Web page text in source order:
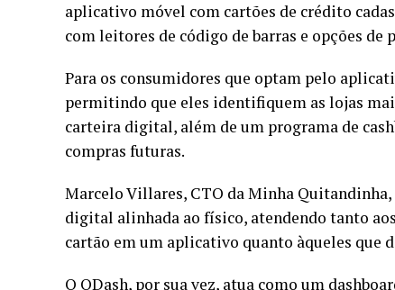
aplicativo móvel com cartões de crédito
com leitores de código de barras e opções
Para os consumidores que optam pelo
permitindo que eles identifiquem as lojas
carteira digital, além de um programa de
compras futuras.
Marcelo Villares, CTO da Minha
digital alinhada ao físico, atendendo tanto
cartão em um aplicativo quanto àqueles que
O QDash, por sua vez, atua como um